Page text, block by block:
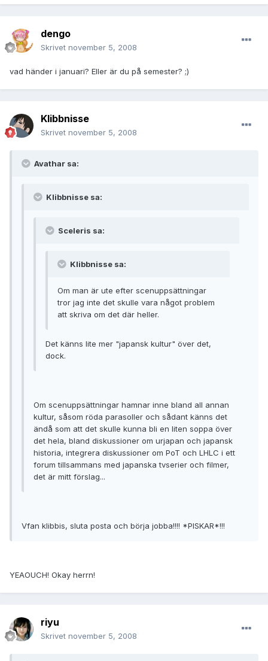
dengo
Skrivet november 5, 2008
vad händer i januari? Eller är du på semester? ;)
Klibbnisse
Skrivet november 5, 2008
Avathar sa:
Klibbnisse sa:
Sceleris sa:
Klibbnisse sa:
Om man är ute efter scenuppsättningar
tror jag inte det skulle vara något problem
att skriva om det där heller.
Det känns lite mer "japansk kultur" över det,
dock.
Om scenuppsättningar hamnar inne bland all annan
kultur, såsom röda parasoller och sådant känns det
ändå som att det skulle kunna bli en liten soppa över
det hela, bland diskussioner om urjapan och japansk
historia, integrera diskussioner om PoT och LHLC i ett
forum tillsammans med japanska tvserier och filmer,
det är mitt förslag...
Vfan klibbis, sluta posta och börja jobba!!!! *PISKAR*!!!
YEAOUCH! Okay herrn!
riyu
Skrivet november 5, 2008